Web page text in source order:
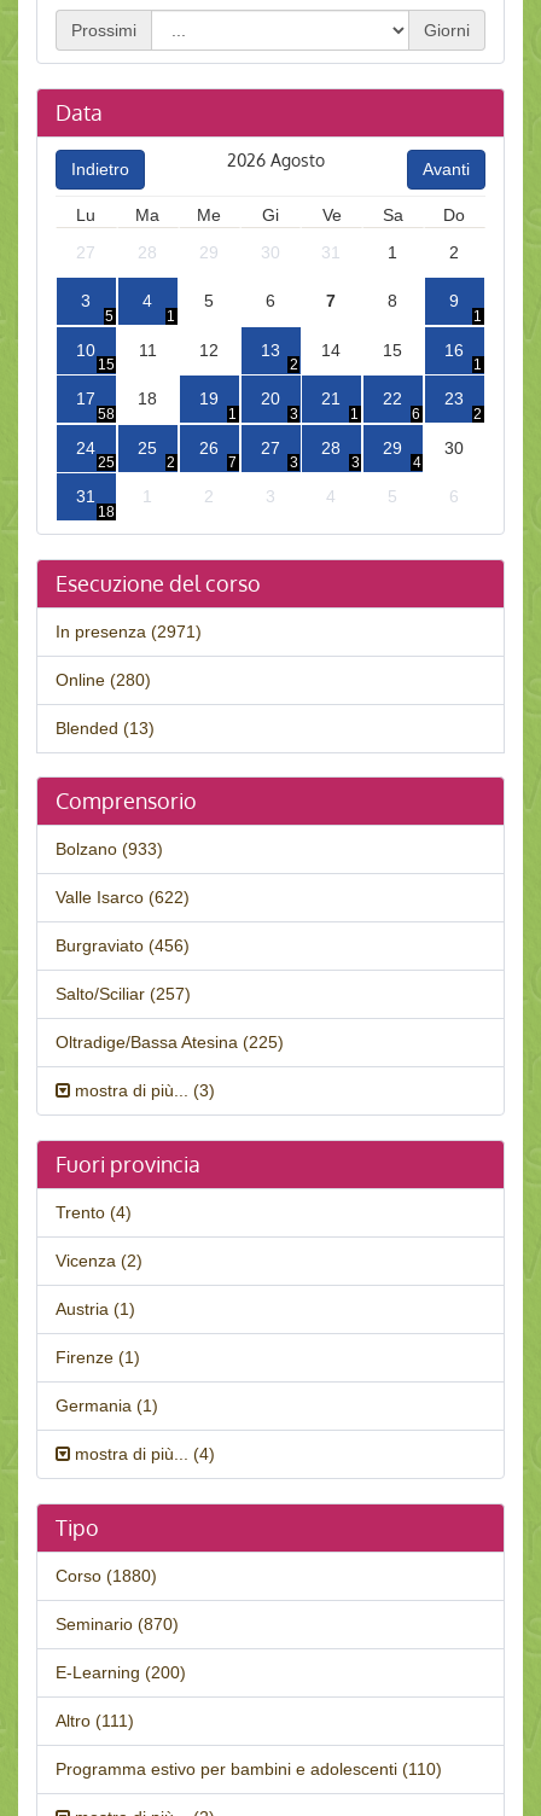
Prossimi Giorni
Data
Indietro 2026 Agosto Avanti
Lu Ma Me Gi Ve Sa
Do
27
28 29 30 31 1 2
3
5
4
1
5 6 7 8 9
1
10
15
11 12 13
2
14 15 16
1
17
58
18 19
1
20
3
21
1
22
6
23
2
24
25
25
2
26
7
27
3
28
3
29
4
30
31
18
1 2 3 4 5 6
Esecuzione del corso
In presenza (2971)
Online (280)
Blended (13)
Comprensorio
Bolzano (933)
Valle Isarco (622)
Burgraviato (456)
Salto/Sciliar (257)
Oltradige/Bassa Atesina (225)
mostra di più... (3)
Fuori provincia
Trento (4)
Vicenza (2)
Austria (1)
Firenze (1)
Germania (1)
mostra di più... (4)
Tipo
Corso (1880)
Seminario (870)
E-Learning (200)
Altro (111)
Programma estivo per bambini e adolescenti (110)